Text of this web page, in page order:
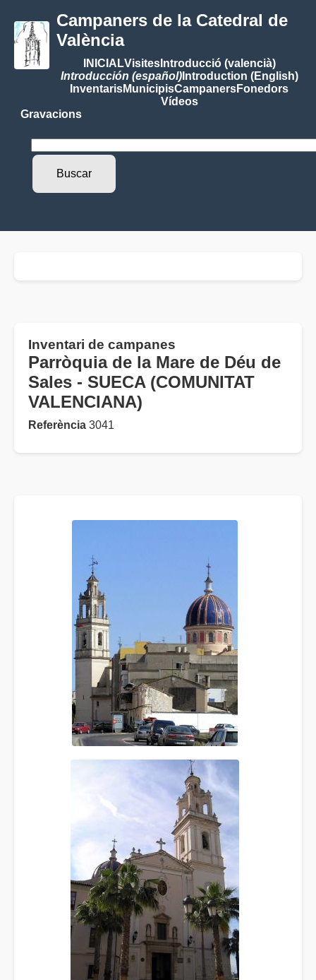
Campaners de la Catedral de
València
INICIALVisitesIntroducció (valencià)
Introducción (español)Introduction (English)
InventarisMunicipisCampanersFonedors
Vídeos
Gravacions
Inventari de campanes
Parròquia de la Mare de Déu de
Sales - SUECA (COMUNITAT
VALENCIANA)
Referència 3041